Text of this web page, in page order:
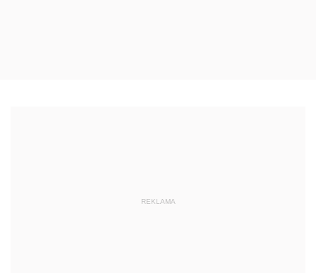
REKLAMA